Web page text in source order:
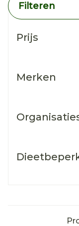
Filteren
Prijs
Merken